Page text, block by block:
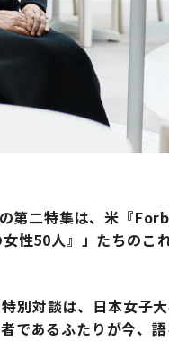
の第二特集は、米『
性50人』」たちのこ
別対談は、日本女子
であるふたりが今、